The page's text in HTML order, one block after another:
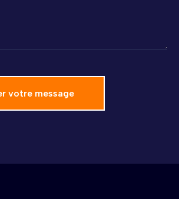
votre message